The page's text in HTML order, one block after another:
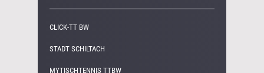
CLICK-TT BW
STADT SCHILTACH
MYTISCHTENNIS TTBW